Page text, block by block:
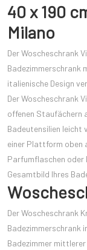
40 x 190
Milano
Der Woscheschrank
Badezimmerschrank
italienische Design
Der Woscheschrank
offenen Staufächern
Badeutensilien leicht
einer Plattform oben
Parfumflaschen oder
Gesamtbild Ihres
Der Woscheschrank
Badezimmerschrank
Badezimmer